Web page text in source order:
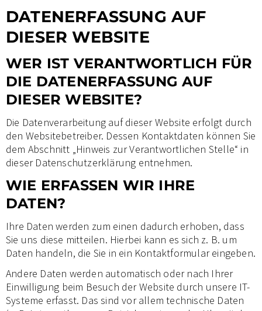
DATENERFASSUNG AUF
DIESER WEBSITE
WER IST VERANTWORTLICH FÜR
DIE DATENERFASSUNG AUF
DIESER WEBSITE?
Die Datenverarbeitung auf dieser Website erfolgt durch
den Websitebetreiber. Dessen Kontaktdaten können Sie
dem Abschnitt „Hinweis zur Verantwortlichen Stelle“ in
dieser Datenschutzerklärung entnehmen.
WIE ERFASSEN WIR IHRE
DATEN?
Ihre Daten werden zum einen dadurch erhoben, dass
Sie uns diese mitteilen. Hierbei kann es sich z. B. um
Daten handeln, die Sie in ein Kontaktformular eingeben.
Andere Daten werden automatisch oder nach Ihrer
Einwilligung beim Besuch der Website durch unsere IT-
Systeme erfasst. Das sind vor allem technische Daten